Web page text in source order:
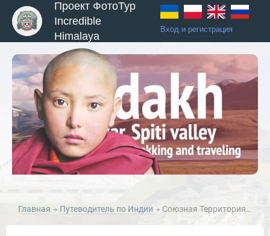
Проект ФотоТур
Incredible
Himalaya
Вход и регистрация
Главная Путеводитель по Индии Союзная Территория Андаманские и Никобарские Острова. The Union Territory of Anaman and Nicobar Islands.